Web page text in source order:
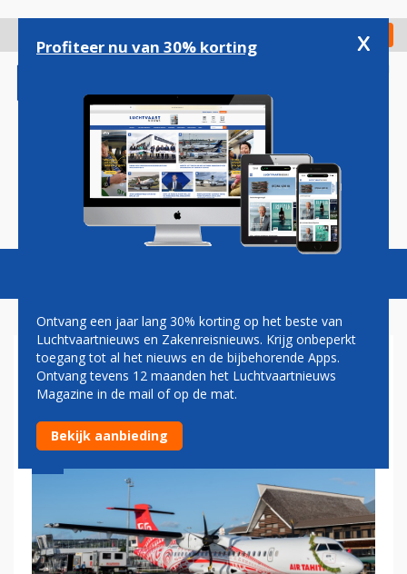
gaan
Check in
Magazine Podcasts Vacatures
AIR TAHITI BREIDT VLOOT UIT
MET VIER ATR 72-600'S
Profiteer nu van 30% korting x
Ontvang een jaar lang 30% korting op het beste van
Luchtvaartnieuws en Zakenreisnieuws. Krijg onbeperkt
toegang tot al het nieuws en de bijbehorende Apps.
Ontvang tevens 12 maanden het Luchtvaartnieuws
Magazine in de mail of op de mat.
Bekijk aanbieding